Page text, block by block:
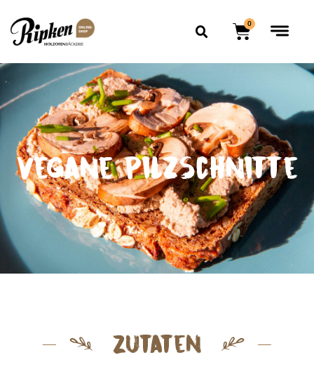
0
Vegane Pilzschnitte
Zutaten